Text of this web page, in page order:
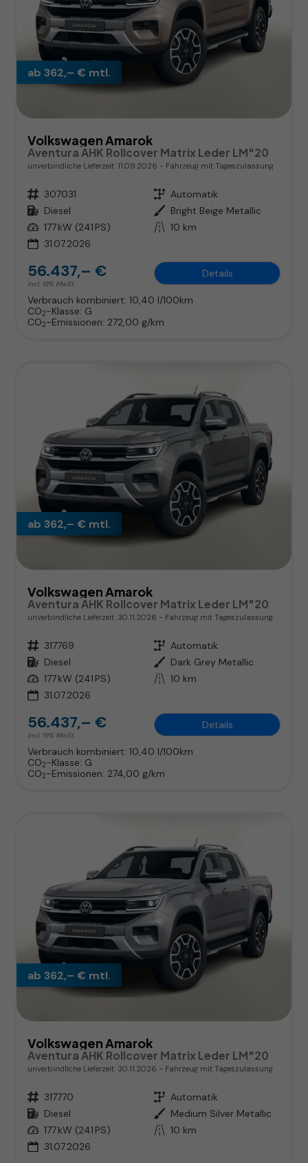
ab 362,– € mtl.
Volkswagen Amarok
Aventura AHK Rollcover Matrix Leder LM"20
unverbindliche Lieferzeit: 11.09.2026 Fahrzeug mit Tageszulassung
Fahrzeugnr. 307031 Getriebe Automatik
Kraftstoff Diesel Außenfarbe Bright Beige Metallic
Leistung 177 kW (241 PS) Kilometerstand 10 km
31.07.2026
56.437,– €
incl. 19% MwSt.
Details
Verbrauch kombiniert: 10,40 l/100km
CO2-Klasse: G
CO2-Emissionen: 272,00 g/km
ab 362,– € mtl.
Volkswagen Amarok
Aventura AHK Rollcover Matrix Leder LM"20
unverbindliche Lieferzeit: 30.11.2026 Fahrzeug mit Tageszulassung
Fahrzeugnr. 317769 Getriebe Automatik
Kraftstoff Diesel Außenfarbe Dark Grey Metallic
Leistung 177 kW (241 PS) Kilometerstand 10 km
31.07.2026
56.437,– €
incl. 19% MwSt.
Details
Verbrauch kombiniert: 10,40 l/100km
CO2-Klasse: G
CO2-Emissionen: 274,00 g/km
ab 362,– € mtl.
Volkswagen Amarok
Aventura AHK Rollcover Matrix Leder LM"20
unverbindliche Lieferzeit: 30.11.2026 Fahrzeug mit Tageszulassung
Fahrzeugnr. 317770 Getriebe Automatik
Kraftstoff Diesel Außenfarbe Medium Silver Metallic
Leistung 177 kW (241 PS) Kilometerstand 10 km
31.07.2026